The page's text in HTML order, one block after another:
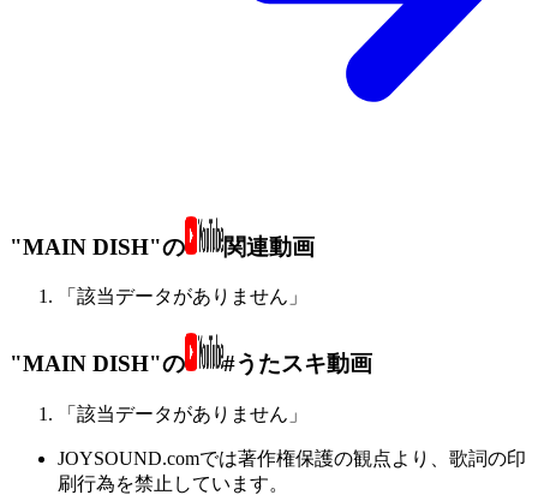
"MAIN DISH"の 関連動画
「該当データがありません」
"MAIN DISH"の #うたスキ動画
「該当データがありません」
JOYSOUND.comでは著作権保護の観点より、歌詞の印
刷行為を禁止しています。